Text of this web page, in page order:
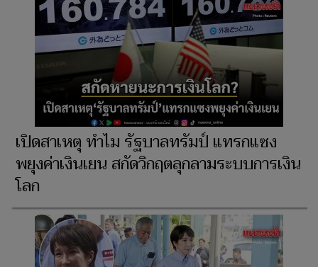
เปิดสาเหตุ ทำไม รัฐบาลทรัมป์ แทรกแซง
พยุงค่าเงินเยน สกัดวิกฤตลุกลามระบบการเงิน
โลก